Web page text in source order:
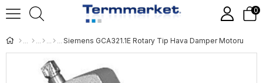
0
Siemens GCA321.1E Rotary Tip Hava Damper Motoru